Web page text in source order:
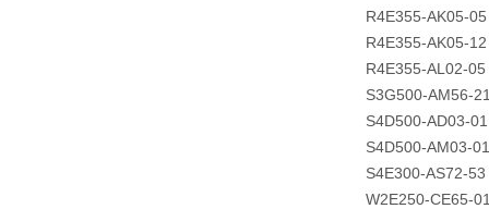
R4E355-AK05-05
R4E355-AK05-12
R4E355-AL02-05
S3G500-AM56-
S4D500-AD03-01
S4D500-AM03-01
S4E300-AS72-53
W2E250-CE65-